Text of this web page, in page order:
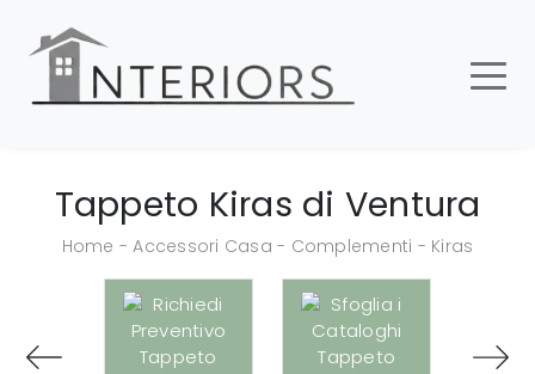
Tappeto Kiras di Ventura
Home -Accessori Casa - Complementi - Kiras